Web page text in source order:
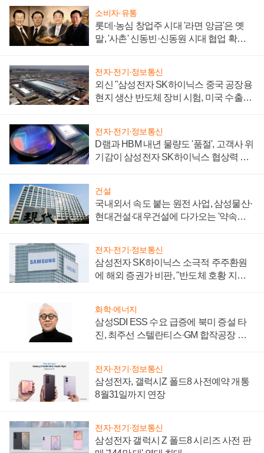
소비자·유통
롯데·농심 창업주 시대 '라면 앙금'은 옛
말, '사촌' 신동빈·신동원 시대 협업 확대
전자·전기·정보통신
외신 "삼성전자 SK하이닉스 중국 공장용
현지 생산 반도체 장비 시험, 미국 수출통
전자·전기·정보통신
D램과 HBM 내년 물량도 '품절', 고객사 위
기감이 삼성전자 SK하이닉스 협상력 더
건설
국내외서 속도 붙는 원전 사업, 삼성물산·
현대건설·대우건설에 다가오는 '약속의
전자·전기·정보통신
삼성전자 SK하이닉스 소극적 주주환원
에 해외 증권가 비판, "반도체 호황 지속
화학·에너지
삼성SDI ESS 수요 급증에 북미 증설 타
진, 최주선 스텔란티스·GM 합작공장 건
전자·전기·정보통신
삼성전자, 갤럭시Z 폴드8 사전예약 개통
8월31일까지 연장
전자·전기·정보통신
삼성전자 갤럭시 Z 폴드8 시리즈 사전 판